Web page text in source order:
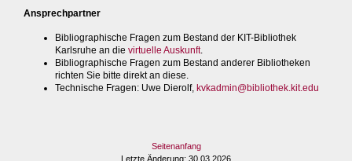
Ansprechpartner
Bibliographische Fragen zum Bestand der KIT-Bibliothek
Karlsruhe an die virtuelle Auskunft.
Bibliographische Fragen zum Bestand anderer Bibliotheken
richten Sie bitte direkt an diese.
Technische Fragen: Uwe Dierolf, kvkadmin@bibliothek.kit.edu
Seitenanfang
Letzte Änderung: 30.03.2026